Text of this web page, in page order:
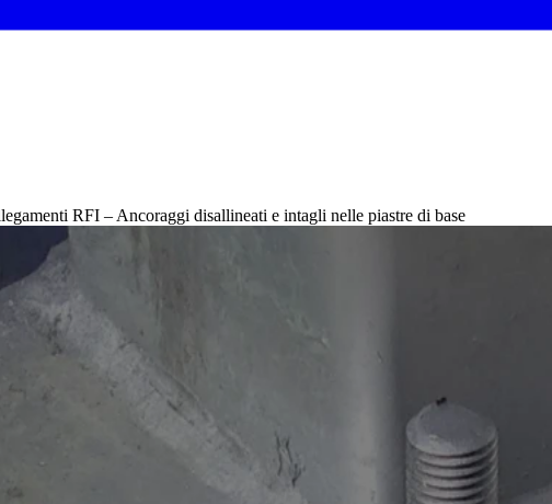
RFI – Ancoraggi disallineati e intagli nelle piastre di base